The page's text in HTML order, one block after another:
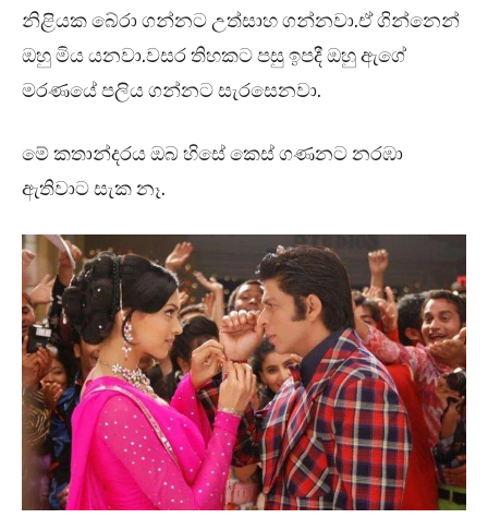
නිළියක බේරා ගන්නට උත්සාහ ගන්නවා.ඒ ගින්නෙන්
ඔහු මිය යනවා.වසර තිහකට පසු ඉපදී ඔහු ඇගේ
මරණයේ පලිය ගන්නට සැරසෙනවා.
මේ කතාන්දරය ඔබ හිසේ කෙස් ගණනට නරඹා
ඇතිවාට සැක නෑ.